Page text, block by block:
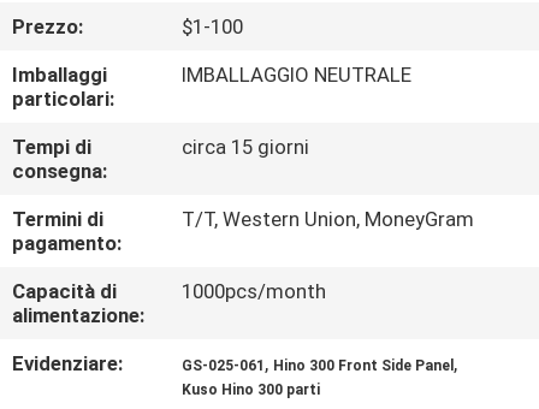
CONTROLLO
DI
QUALITÀ
CONTATTICI
RICHIEDA
Prezzo:
$1-100
Imballaggi
particolari:
IMBALLAGGIO NEUTRALE
Tempi di
consegna:
circa 15 giorni
Termini di
pagamento:
T/T, Western Union, MoneyGram
Capacità di
alimentazione:
1000pcs/month
Evidenziare: GS-025-061 , Hino 300 Front Side Panel ,
Kuso Hino 300 parti